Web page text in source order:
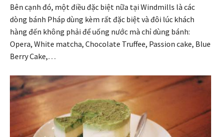
Bên cạnh đó, một điều đặc biệt nữa tại Windmills là các
dòng bánh Pháp dùng kèm rất đặc biệt và đôi lúc khách
hàng đến không phải để uống nước mà chỉ dùng bánh:
Opera, White matcha, Chocolate Truffee, Passion cake, Blue
Berry Cake,…